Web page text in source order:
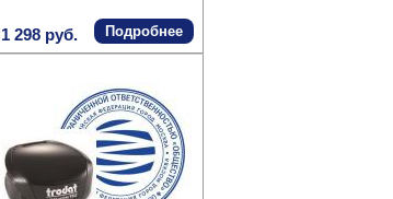
1 298 руб. Подробнее